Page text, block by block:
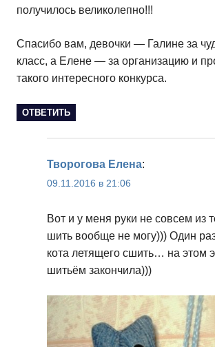
получилось великолепно!!!
Спасибо вам, девочки — Галине за
класс, а Елене — за организацию и
такого интересного конкурса.
ОТВЕТИТЬ
Творогова Елена:
09.11.2016 в 21:06
Вот и у меня руки не совсем из
шить вообще не могу))) Один
кота летящего сшить… на этом
шитьём закончила)))